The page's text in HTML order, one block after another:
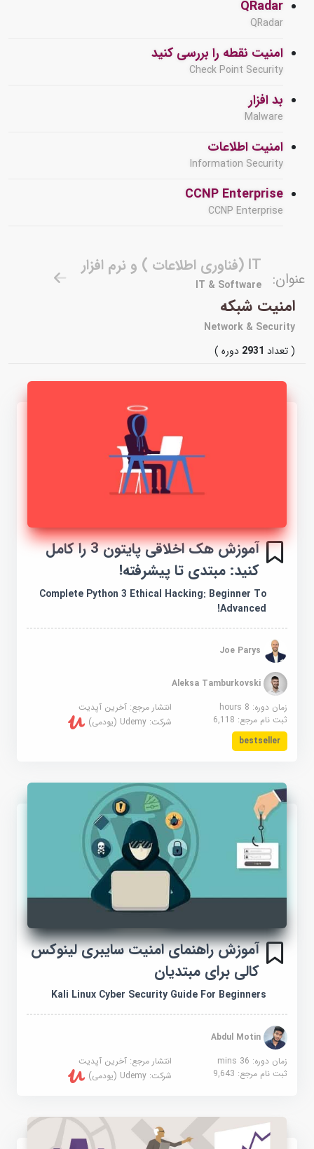
QRadar
QRadar
امنیت نقطه را بررسی کنید
Check Point Security
بد افزار
Malware
امنیت اطلاعات
Information Security
CCNP Enterprise
CCNP Enterprise
عنوان:
IT (فناوری اطلاعات ) و نرم افزار
IT & Software
امنیت شبکه
Network & Security
( تعداد2931دوره )
آموزش هک اخلاقی پایتون 3 را کامل
کنید: مبتدی تا پیشرفته!
Complete Python 3 Ethical Hacking: Beginner To
Advanced!
Joe Parys
Aleksa Tamburkovski
زمان دوره: 8 hours
انتشار مرجع:آخرین آپدیت
ثبت نام مرجع:6,118 شرکت:Udemy (یودمی)
bestseller
آموزش راهنمای امنیت سایبری لینوکس
کالی برای مبتدیان
Kali Linux Cyber Security Guide For Beginners
Abdul Motin
زمان دوره: 36 mins
انتشار مرجع:آخرین آپدیت
ثبت نام مرجع:9,643 شرکت:Udemy (یودمی)